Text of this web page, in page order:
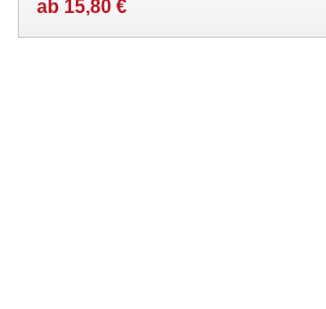
ab 15,80 €